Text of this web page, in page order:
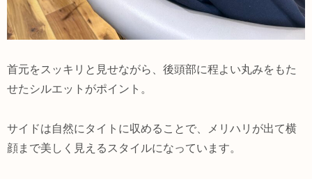
首元をスッキリと見せながら、後頭部に程よい丸みをもた
せたシルエットがポイント。
サイドは自然にタイトに収めることで、メリハリが出て横
顔まで美しく見えるスタイルになっています。